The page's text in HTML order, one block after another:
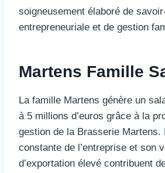
soigneusement élaboré de
entrepreneuriale et de gestion
Martens Famille
La famille Martens génère un
à 5 millions d’euros grâce à la
gestion de la Brasserie Martens.
constante de l’entreprise et son
d’exportation élevé contribuent